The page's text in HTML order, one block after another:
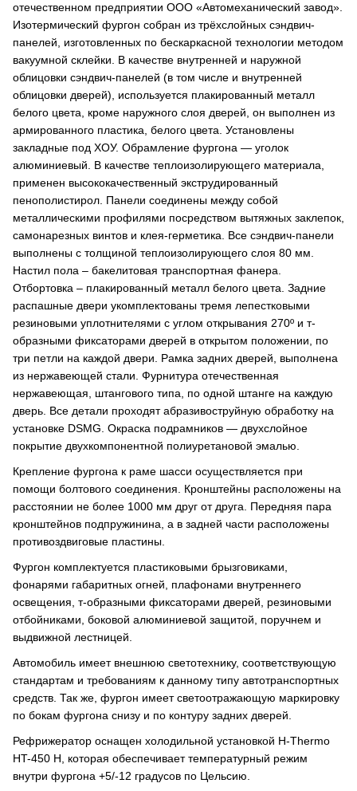
отечественном предприятии ООО «Автомеханический завод».
Изотермический фургон собран из трёхслойных сэндвич-
панелей, изготовленных по бескаркасной технологии методом
вакуумной склейки. В качестве внутренней и наружной
облицовки сэндвич-панелей (в том числе и внутренней
облицовки дверей), используется плакированный металл
белого цвета, кроме наружного слоя дверей, он выполнен из
армированного пластика, белого цвета. Установлены
закладные под ХОУ. Обрамление фургона — уголок
алюминиевый. В качестве теплоизолирующего материала,
применен высококачественный экструдированный
пенополистирол. Панели соединены между собой
металлическими профилями посредством вытяжных заклепок,
самонарезных винтов и клея-герметика. Все сэндвич-панели
выполнены с толщиной теплоизолирующего слоя 80 мм.
Настил пола – бакелитовая транспортная фанера.
Отбортовка – плакированный металл белого цвета. Задние
распашные двери укомплектованы тремя лепестковыми
резиновыми уплотнителями с углом открывания 270º и т-
образными фиксаторами дверей в открытом положении, по
три петли на каждой двери. Рамка задних дверей, выполнена
из нержавеющей стали. Фурнитура отечественная
нержавеющая, штангового типа, по одной штанге на каждую
дверь. Все детали проходят абразивоструйную обработку на
установке DSMG. Окраска подрамников — двухслойное
покрытие двухкомпонентной полиуретановой эмалью.
Крепление фургона к раме шасси осуществляется при
помощи болтового соединения. Кронштейны расположены на
расстоянии не более 1000 мм друг от друга. Передняя пара
кронштейнов подпружинина, а в задней части расположены
противоздвиговые пластины.
Фургон комплектуется пластиковыми брызговиками,
фонарями габаритных огней, плафонами внутреннего
освещения, т-образными фиксаторами дверей, резиновыми
отбойниками, боковой алюминиевой защитой, поручнем и
выдвижной лестницей.
Автомобиль имеет внешнюю светотехнику, соответствующую
стандартам и требованиям к данному типу автотранспортных
средств. Так же, фургон имеет светоотражающую маркировку
по бокам фургона снизу и по контуру задних дверей.
Рефрижератор оснащен холодильной установкой H-Thermo
HT-450 H, которая обеспечивает температурный режим
внутри фургона +5/-12 градусов по Цельсию.